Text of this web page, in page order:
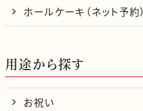
ホールケーキ（ネット予約）
用途から探す
お祝い